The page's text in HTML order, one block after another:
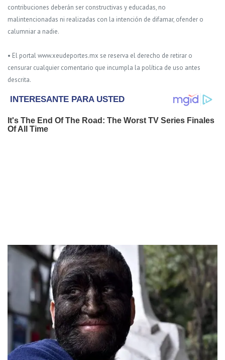
contribuciones deberán ser constructivas y educadas, no
malintencionadas ni realizadas con la intención de difamar, ofender o
calumniar a nadie.
• El portal www.xeudeportes.mx se reserva el derecho de retirar o
censurar cualquier comentario que incumpla la política de uso antes
descrita.